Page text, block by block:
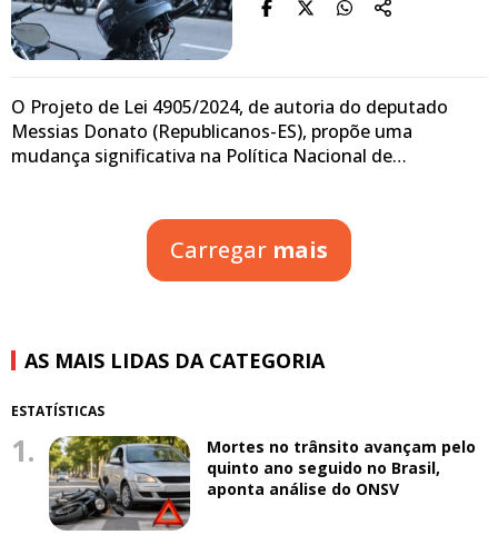
O Projeto de Lei 4905/2024, de autoria do deputado
Messias Donato (Republicanos-ES), propõe uma
mudança significativa na Política Nacional de…
Carregar mais
AS MAIS LIDAS DA CATEGORIA
ESTATÍSTICAS
1.
Mortes no trânsito avançam pelo
quinto ano seguido no Brasil,
aponta análise do ONSV